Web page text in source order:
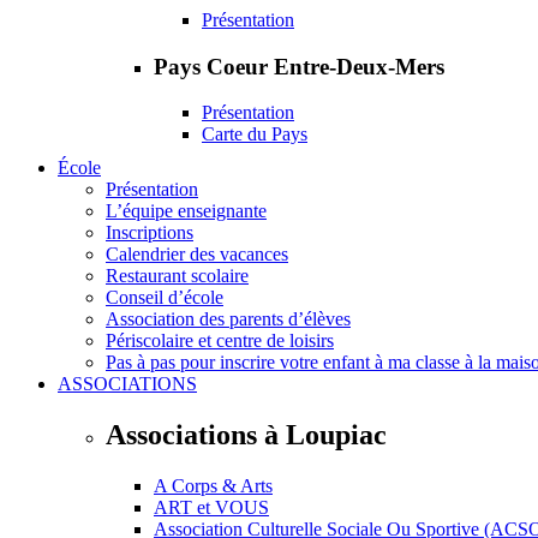
Présentation
Pays Coeur Entre-Deux-Mers
Présentation
Carte du Pays
École
Présentation
L’équipe enseignante
Inscriptions
Calendrier des vacances
Restaurant scolaire
Conseil d’école
Association des parents d’élèves
Périscolaire et centre de loisirs
Pas à pas pour inscrire votre enfant à ma classe à la
ASSOCIATIONS
Associations à Loupiac
A Corps & Arts
ART et VOUS
Association Culturelle Sociale Ou Sportive